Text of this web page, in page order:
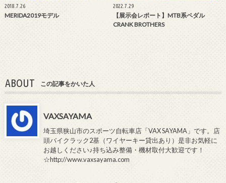
2018.7.26
MERIDA2019モデル
2022.7.29
【展示会レポート】MTB系ペダル
CRANK BROTHERS
ABOUT この記事をかいた人
VAXSAYAMA
埼玉県狭山市のスポーツ自転車店「VAX SAYAMA」です。店
頭バイクラック2基（ワイヤーキー貸出あり）是非お気軽に
お越しください♪持ち込み整備・機材取付大歓迎です！
☆http://www.vaxsayama.com